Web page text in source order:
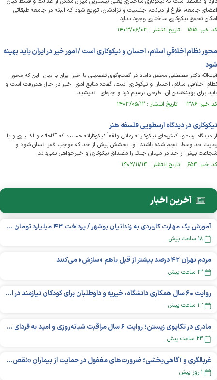
اعضای جامعه، فارغ از دیانت، جنسیت و نژادشان، توزیع شود که البته در جامعه طبقاتی
امکان تحقق نیکوکاری ساختاری وجود ندارد.
کد خبر: ۱۵۱۵ تاریخ انتشار : ۱۴۰۳/۰۶/۰۳
محور نظام اخلاقیِ اسلام، احسان و نیکوکاری است / امور خیر در ایران باید بهینه
شود
آیت‌الله دکتر مصطفی محقق داماد در گفت‌وگوی تفصیلی با خیر ایران با بیان این که محور
نظام اخلاقیِ اسلام، احسان و نیکوکاری است، گفت: منابع امور خیر در حال هدررفت است و
باید برای بهینه‌شدن آن، طرحی ترسیم کرد و چاره‌ای اندیشید.
کد خبر: ۱۳۸۶ تاریخ انتشار : ۱۴۰۳/۰۵/۱۲
نیکوکاری در دیدگاه ارسطویی فلسفه هنر
از دیدگاه ارسطو، کنش‌های نیکوکارانه زمانی واقعاً نیکوکارانه هستند که آگاهانه و اختیاری‌ و با
رعایت حد وسط انجام شده باشند. او، بخشش بیش از حد که موجب فقر انسان شود و
شجاعت بیش از حد در میدان جنگ را مصداق نیکوکاری و خیرخواهی نمی‌داند.
کد خبر: ۶۵۴ تاریخ انتشار : ۱۴۰۲/۱۱/۱۴
آخرین اخبار
آموزش یک مهارت کاربردی به زندانیان بوشهر / پرداخت ۴۳ میلیارد تومان تسهیلات خوداشتغالی
۱۸ ساعت پیش
مردم تهران ۴۲ درصد بیشتر از قبل باهم «سازش» می‌کنند
۲۲ ساعت پیش
روایت ۶۰ سال همکاری دانشگاه، خیریه و داوطلبان برای کودکان نیازمند در استرالیا
۲۲ ساعت پیش
مادری در تکاپوی زیستن؛ روایت ۶ سال مراقبت شبانه‌روزی و امید به فردای «نورا»
۲۳ ساعت پیش
غربالگری و آگاهی‌بخشی؛ ضرورت‌های مغفول در حمایت از بیماران «نقص ایمنی اولیه»
۱ روز پیش